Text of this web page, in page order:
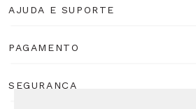
AJUDA E SUPORTE
PAGAMENTO
SEGURANÇA